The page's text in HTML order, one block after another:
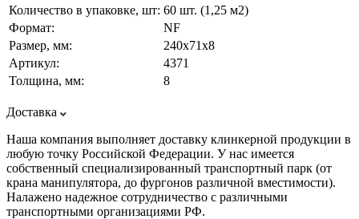
Количество в упаковке, шт: 60 шт. (1,25 м2)
Формат:
NF
Размер, мм:
240х71х8
Артикул:
4371
Толщина, мм:
8
Доставка
Наша компания выполняет доставку клинкерной продукции в
любую точку Российской Федерации. У нас имеется
собственный специализированный транспортный парк (от
крана манипулятора, до фургонов различной вместимости).
Налажено надежное сотрудничество с различными
транспортными организациями РФ.